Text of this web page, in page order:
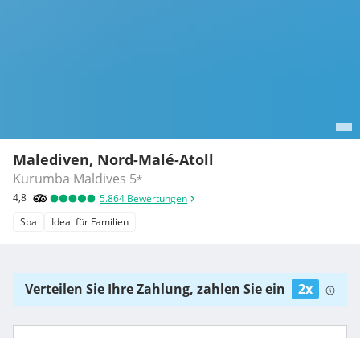
Malediven, Nord-Malé-Atoll
Kurumba Maldives 5*
4,8 5.864 Bewertungen
Spa
Ideal für Familien
Verteilen Sie Ihre Zahlung, zahlen Sie ein 2x